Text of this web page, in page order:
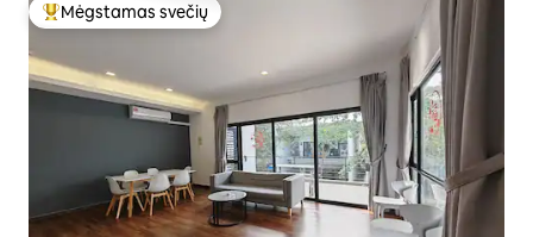
Svečių mėgstamiausias
Mėgstamas svečių